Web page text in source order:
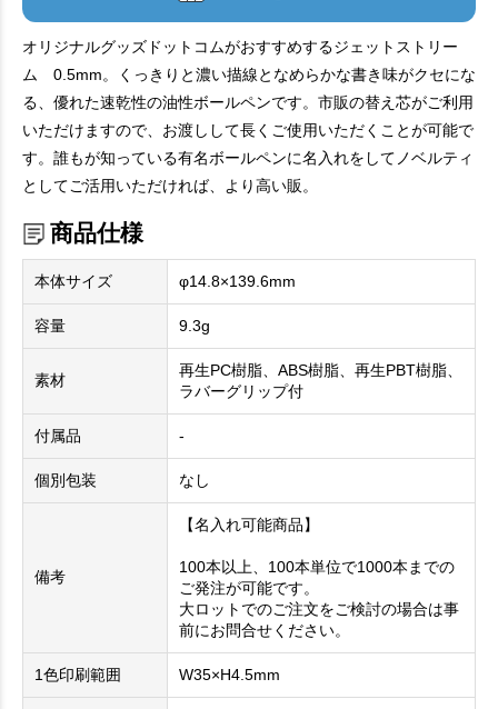
オリジナルグッズドットコムがおすすめするジェットストリー
ム 0.5mm。くっきりと濃い描線となめらかな書き味がクセにな
る、優れた速乾性の油性ボールペンです。市販の替え芯がご利用
いただけますので、お渡しして長くご使用いただくことが可能で
す。誰もが知っている有名ボールペンに名入れをしてノベルティ
としてご活用いただければ、より高い販。
商品仕様
本体サイズ φ14.8×139.6mm
容量 9.3g
素材
再生PC樹脂、ABS樹脂、再生PBT樹脂、
ラバーグリップ付
付属品 -
個別包装 なし
備考
【名入れ可能商品】
100本以上、100本単位で1000本までの
ご発注が可能です。
大ロットでのご注文をご検討の場合は事
前にお問合せください。
1色印刷範囲 W35×H4.5mm